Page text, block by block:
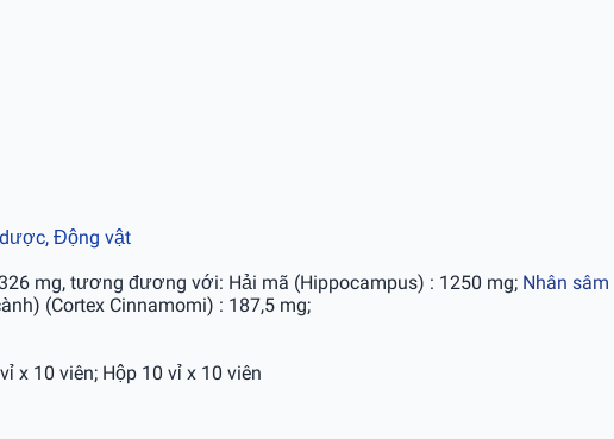
Động vật
mg, tương đương với: Hải mã (Hippocampus) : 1250 mg; Nhân sâm
(Cortex Cinnamomi) : 187,5 mg;
x 10 viên; Hộp 10 vỉ x 10 viên